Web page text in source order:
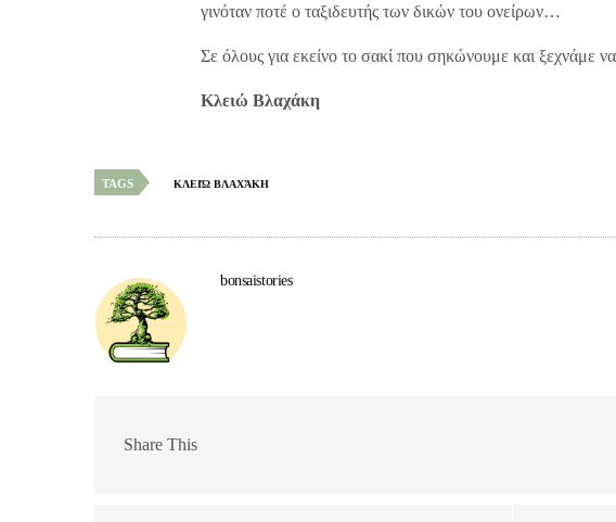
γινόταν ποτέ ο ταξιδευτής των δικών του ονείρων…
Σε όλους για εκείνο το σακί που σηκώνουμε και ξεχνάμε
Κλειώ Βλαχάκη
TAGS ΚΛΕΙΏ ΒΛΑΧΆΚΗ
bonsaistories
Share This